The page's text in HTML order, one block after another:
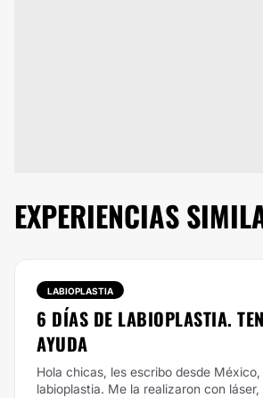
EXPERIENCIAS
LABIOPLASTIA
6 DÍAS DE LABIOPLASTIA.
AYUDA
Hola chicas, les escribo desde
labioplastia. Me la realizaron con